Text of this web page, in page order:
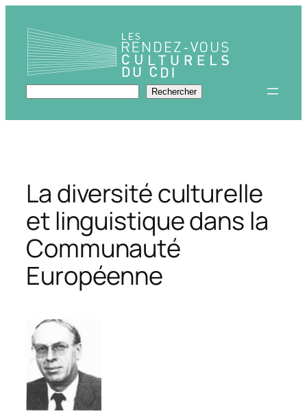
contenu
Rechercher Rechercher
La diversité culturelle
et linguistique dans la
Communauté
Européenne